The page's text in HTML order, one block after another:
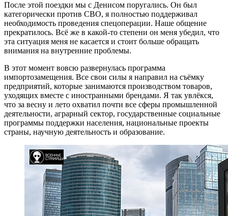
После этой поездки мы с Денисом поругались. Он был
категорически против СВО, я полностью поддерживал
необходимость проведения спецоперации. Наше общение
прекратилось. Всё же в какой-то степени он меня убедил, что
эта ситуация меня не касается и стоит больше обращать
внимания на внутренние проблемы.
В этот момент вовсю развернулась программа
импортозамещения. Все свои силы я направил на съёмку
предприятий, которые занимаются производством товаров,
уходящих вместе с иностранными брендами. Я так увлёкся,
что за весну и лето охватил почти все сферы промышленной
деятельности, аграрный сектор, государственные социальные
программы поддержки населения, национальные проекты
страны, научную деятельность и образование.